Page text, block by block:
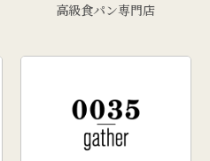
高級食パン専門店